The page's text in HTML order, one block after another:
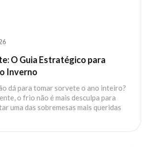
O Guia Estratégico para
Inverno
dá para tomar sorvete o ano inteiro?
o frio não é mais desculpa para
uma das sobremesas mais queridas